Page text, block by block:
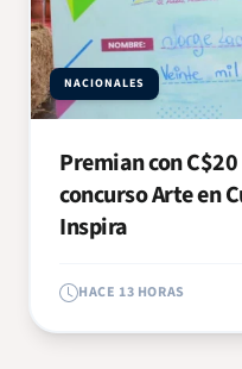
NACIONALES
Premian con
concurso Arte en
Inspira
HACE 13 HORAS